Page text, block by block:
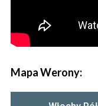
Mapa Werony: